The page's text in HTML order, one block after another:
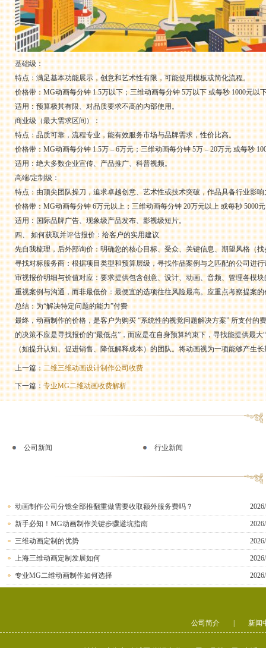
基础级：
特点：满足基本功能展示，创意和艺术性有限，可能使用模板或简化流程。
价格带：MG动画每分钟 1.5万以下；三维动画每分钟 5万以下 或每秒 1000元以
适用：预算极其有限、对品质要求不高的内部使用。
商业级（最大需求区间）：
特点：品质可靠，流程专业，能有效服务市场与品牌需求，性价比高。
价格带：MG动画每分钟 1.5万 – 6万元；三维动画每分钟 5万 – 20万元 或每秒
适用：绝大多数企业宣传、产品推广、科普视频。
高端/定制级：
特点：由顶尖团队操刀，追求卓越创意、艺术性或技术突破，作品具备行业影响
价格带：MG动画每分钟 6万元以上；三维动画每分钟 20万元以上 或每秒 5000
适用：国际品牌广告、现象级产品发布、影视级短片。
四、 如何获取并评估报价：给客户的实用建议
先自我梳理，后外部询价：明确您的核心目标、受众、关键信息、期望风格（
寻找对标服务商：根据项目类型和预算层级，寻找作品案例与之匹配的公司进行
审视报价明细与价值对应：要求提供包含创意、设计、动画、音频、管理各模
重视案例与沟通，而非最低价：最便宜的选项往往风险最高。应重点考察提案
总结：为“解决特定问题的能力”付费
最终，动画制作的价格，是客户为购买 “系统性的视觉问题解决方案” 所支付
的决策不应是寻找报价的“最低点”，而应是在自身预算约束下，寻找能提供
（如提升认知、促进销售、降低解释成本）的团队。将动画视为一项能够产生
上一篇：二维三维动画设计制作公司收费
下一篇：专业MG二维动画收费解析
公司新闻 行业新闻
动画制作公司分镜全部推翻重做需要收取额外服务费吗？
新手必知！MG动画制作关键步骤避坑指南
三维动画定制的优势
上海三维动画定制发展如何
专业MG二维动画制作如何选择
公司简介 新闻